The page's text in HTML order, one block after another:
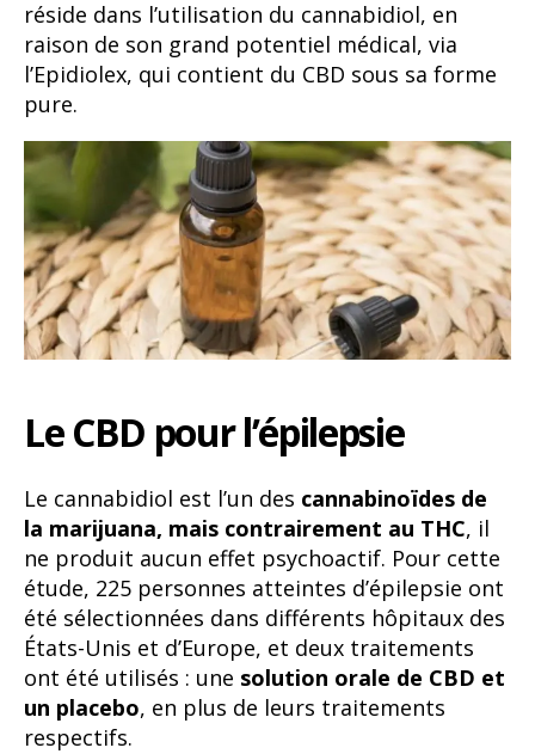
réside dans l’utilisation du cannabidiol, en
raison de son grand potentiel médical, via
l’Epidiolex, qui contient du CBD sous sa forme
pure.
Le CBD pour l’épilepsie
Le cannabidiol est l’un des cannabinoïdes de
la marijuana, mais contrairement au THC, il
ne produit aucun effet psychoactif. Pour cette
étude, 225 personnes atteintes d’épilepsie ont
été sélectionnées dans différents hôpitaux des
États-Unis et d’Europe, et deux traitements
ont été utilisés : une solution orale de CBD et
un placebo, en plus de leurs traitements
respectifs.